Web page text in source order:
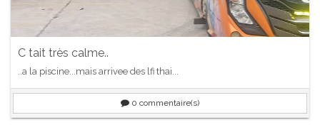
C tait très calme..
..a la piscine...mais arrivee des lfi thai...
0 commentaire(s)